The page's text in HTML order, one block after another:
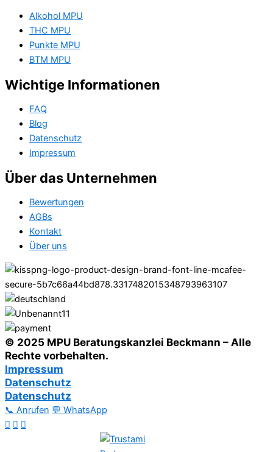
Alkohol MPU
THC MPU
Punkte MPU
BTM MPU
Wichtige Informationen
FAQ
Blog
Datenschutz
Impressum
Über das Unternehmen
Bewertungen
AGBs
Kontakt
Über uns
© 2025 MPU Beratungskanzlei Beckmann – Alle
Rechte vorbehalten.
Impressum
Datenschutz
Datenschutz
📞 Anrufen 💬 WhatsApp